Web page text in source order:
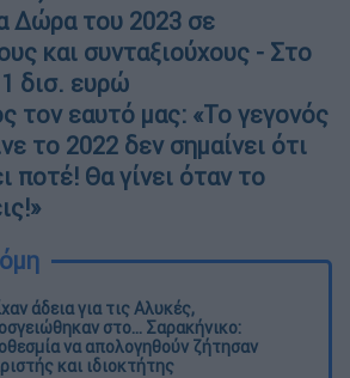
Δώρα του 2023 σε
και συνταξιούχους - Στο
1 δισ. ευρώ
τον εαυτό μας: «Το γεγονός
το 2022 δεν σημαίνει ότι
ποτέ! Θα γίνει όταν το
άδεια για τις Αλυκές,
στο... Σαρακήνικο:
να απολογηθούν ζήτησαν
και ιδιοκτήτης